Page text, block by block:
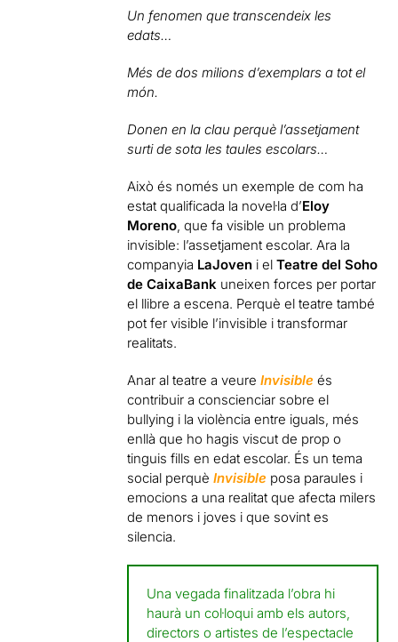
Un fenomen que transcendeix les
edats…
Més de dos milions d’exemplars a tot el
món.
Donen en la clau perquè l’assetjament
surti de sota les taules escolars…
Això és només un exemple de com ha
estat qualificada la novel·la d’Eloy
Moreno , que fa visible un problema
invisible: l’assetjament escolar. Ara la
companyia LaJoven i elTeatre del Soho
de CaixaBank uneixen forces per portar
el llibre a escena. Perquè el teatre també
pot fer visible l’invisible i transformar
realitats.
Anar al teatre a veureInvisible és
contribuir a conscienciar sobre el
bullying i la violència entre iguals, més
enllà que ho hagis viscut de prop o
tinguis fills en edat escolar. És un tema
social perquèInvisible posa paraules i
emocions a una realitat que afecta milers
de menors i joves i que sovint es
silencia.
Una vegada finalitzada l’obra hi
haurà un col·loqui amb els autors,
directors o artistes de l’espectacle